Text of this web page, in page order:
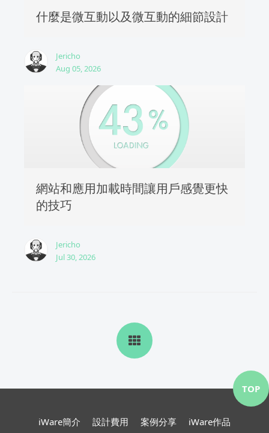
什麼是微互動以及微互動的細節設計
Jericho
Aug 05, 2026
網站和應用加載時間讓用戶感覺更快
的技巧
Jericho
Jul 30, 2026
iWare簡介 設計費用 案例分享
iWare作品
TOP